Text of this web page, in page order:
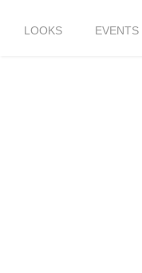
LOOKS EVENTS